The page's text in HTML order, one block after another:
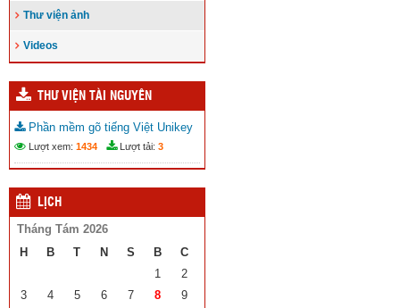
Thư viện ảnh
Videos
THƯ VIỆN TÀI NGUYÊN
Phần mềm gõ tiếng Việt Unikey
Lượt xem: 1434 Lượt tải: 3
LỊCH
Tháng Tám 2026
H
B T N S B
C
1
2
3
4 5 6 7 8
9